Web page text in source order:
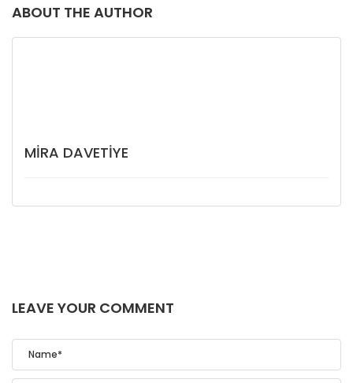
ABOUT THE AUTHOR
MIRA DAVETIYE
LEAVE YOUR COMMENT